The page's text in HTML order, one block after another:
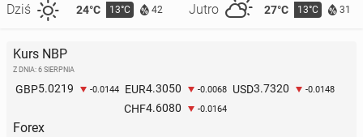
Dziś 24°C 13°C 42 Jutro 27°C 13°C 31
Kurs NBP
Z DNIA: 6 SIERPNIA
GBP5.0219 -0.0144 EUR4.3050 -0.0068 USD3.7320 -0.0148
CHF4.6080 -0.0164
Forex